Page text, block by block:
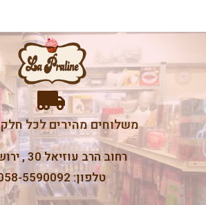
משלוחים מהירים לכל
רחוב הרב עוזיאל 30 , ירושלים.
טלפון: 058-5590092